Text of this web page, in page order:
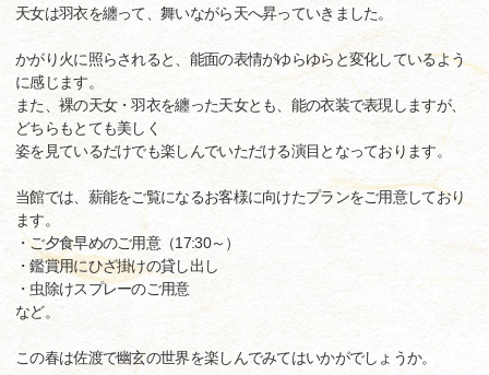
天女は羽衣を纏って、舞いながら天へ昇っていきました。
かがり火に照らされると、能面の表情がゆらゆらと変化しているよう
に感じます。
また、裸の天女・羽衣を纏った天女とも、能の衣装で表現しますが、
どちらもとても美しく
姿を見ているだけでも楽しんでいただける演目となっております。
当館では、薪能をご覧になるお客様に向けたプランをご用意しており
ます。
・ご夕食早めのご用意（17:30～）
・鑑賞用にひざ掛けの貸し出し
・虫除けスプレーのご用意
など。
この春は佐渡で幽玄の世界を楽しんでみてはいかがでしょうか。